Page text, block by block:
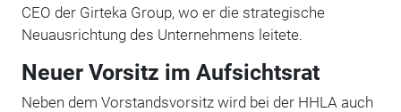
CEO der Girteka Group, wo er die strategische
Neuausrichtung des Unternehmens leitete.
Neuer Vorsitz im Aufsichtsrat
Neben dem Vorstandsvorsitz wird bei der HHLA auch